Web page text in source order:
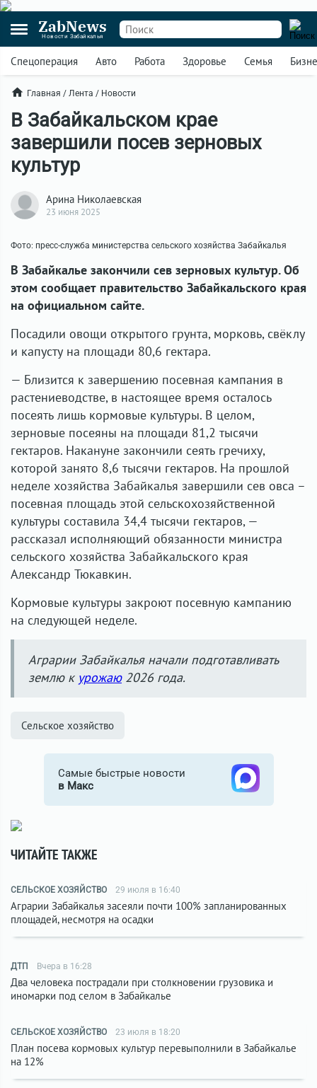
ZabNews
Новости Забайкалья
Спецоперация Авто Работа Здоровье Семья
Главная / Лента / Новости
В Забайкальском крае
завершили посев зерновых
культур
Арина Николаевская
23 июня 2025
Фото: пресс-служба министерства сельского хозяйства Забайкалья
В Забайкалье закончили сев зерновых культур. Об
этом сообщает правительство Забайкальского края
на официальном сайте.
Посадили овощи открытого грунта, морковь, свёклу
и капусту на площади 80,6 гектара.
— Близится к завершению посевная кампания в
растениеводстве, в настоящее время осталось
посеять лишь кормовые культуры. В целом,
зерновые посеяны на площади 81,2 тысячи
гектаров. Накануне закончили сеять гречиху,
которой занято 8,6 тысячи гектаров. На прошлой
неделе хозяйства Забайкалья завершили сев овса –
посевная площадь этой сельскохозяйственной
культуры составила 34,4 тысячи гектаров, —
рассказал исполняющий обязанности министра
сельского хозяйства Забайкальского края
Александр Тюкавкин.
Кормовые культуры закроют посевную кампанию
на следующей неделе.
Аграрии Забайкалья начали подготавливать
землю к урожаю2026 года.
Сельское хозяйство
Самые быстрые новости
в Макс
ЧИТАЙТЕ ТАКЖЕ
СЕЛЬСКОЕ ХОЗЯЙСТВО 29 июля в 16:40
Аграрии Забайкалья засеяли почти 100% запланированных
площадей, несмотря на осадки
ДТП Вчера в 16:28
Два человека пострадали при столкновении грузовика и
иномарки под селом в Забайкалье
СЕЛЬСКОЕ ХОЗЯЙСТВО 23 июля в 18:20
План посева кормовых культур перевыполнили в Забайкалье
на 12%